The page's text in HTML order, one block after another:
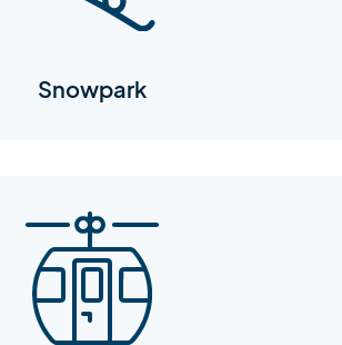
Snowpark